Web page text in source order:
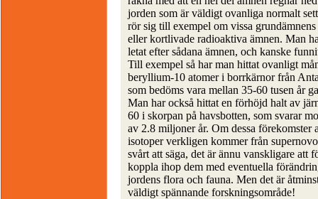
jorden som är väldigt ovanliga normalt
rör sig till exempel om vissa grundämnens
eller kortlivade radioaktiva ämnen. Man
letat efter sådana ämnen, och kanske
Till exempel så har man hittat ovanligt
beryllium-10 atomer i borrkärnor från
som bedöms vara mellan 35-60 tusen år
Man har också hittat en förhöjd halt av
60 i skorpan på havsbotten, som svarar
av 2.8 miljoner år. Om dessa förekomster
isotoper verkligen kommer från
svårt att säga, det är ännu vanskligare att
koppla ihop dem med eventuella
jordens flora och fauna. Men det är
väldigt spännande forskningsområde!